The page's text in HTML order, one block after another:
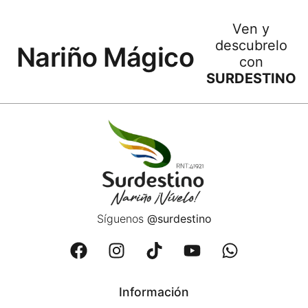
Nariño Mágico
Ven y
descubrelo
con
SURDESTINO
Síguenos @surdestino
Información